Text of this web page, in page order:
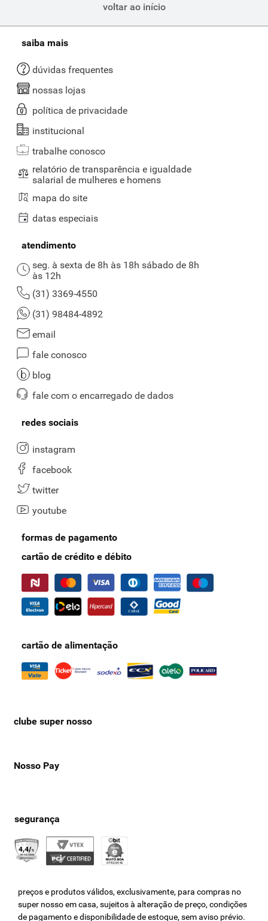
voltar ao início
saiba mais
dúvidas frequentes
nossas lojas
política de privacidade
institucional
trabalhe conosco
relatório de transparência e igualdade
salarial de mulheres e homens
mapa do site
datas especiais
atendimento
seg. à sexta de 8h às 18h sábado de 8h
às 12h
(31) 3369-4550
(31) 98484-4892
email
fale conosco
blog
fale com o encarregado de dados
redes sociais
instagram
facebook
twitter
youtube
formas de pagamento
cartão de crédito e débito
cartão de alimentação
clube super nosso
Nosso Pay
preços e produtos válidos, exclusivamente, para compras no
super nosso em casa, sujeitos à alteração de preço, condições
de pagamento e disponibilidade de estoque, sem aviso prévio.